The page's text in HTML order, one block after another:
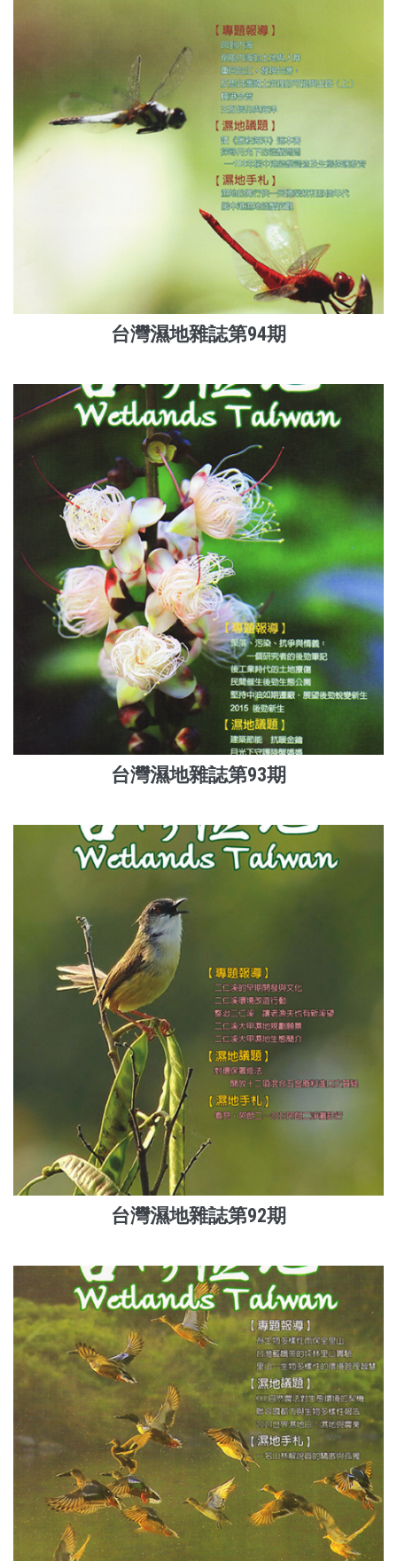
台灣濕地雜誌第94期
台灣濕地雜誌第93期
台灣濕地雜誌第92期